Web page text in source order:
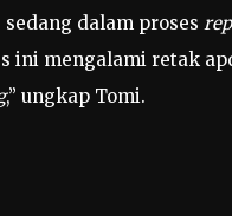
dalam proses
ini mengalami retak
,” ungkap Tomi.